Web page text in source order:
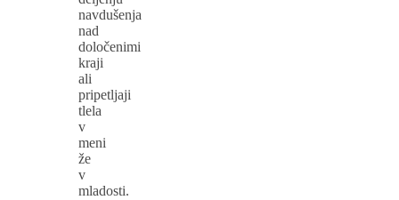
navdušenja
nad
določenimi
kraji
ali
pripetljaji
tlela
v
meni
že
v
mladosti.